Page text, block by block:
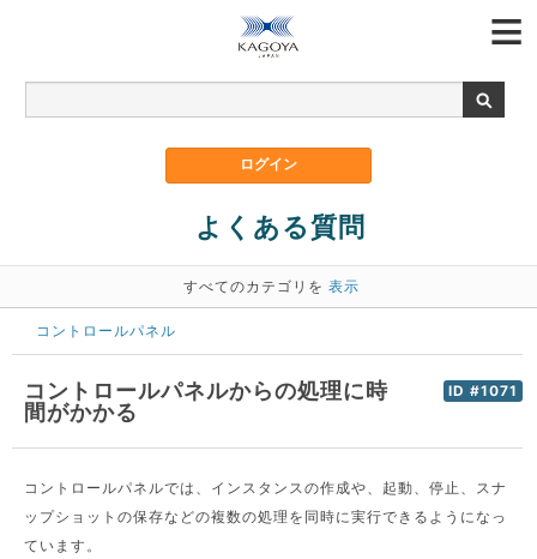
よくある質問
すべてのカテゴリを 表示
コントロールパネル
ID #1071
コントロールパネルからの処理に時
間がかかる
コントロールパネルでは、インスタンスの作成や、起動、停止、スナ
ップショットの保存などの複数の処理を同時に実行できるようになっ
ています。